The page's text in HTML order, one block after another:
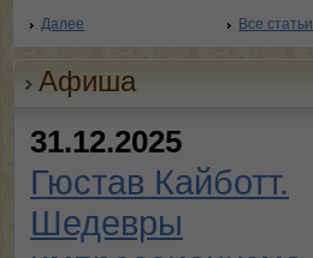
Далее Все статьи
Афиша
31.12.2025
Гюстав Кайботт.
Шедевры